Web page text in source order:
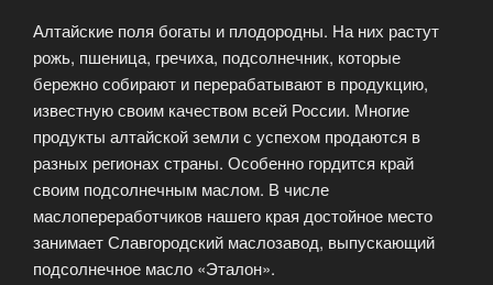
Алтайские поля богаты и плодородны. На них растут
рожь, пшеница, гречиха, подсолнечник, которые
бережно собирают и перерабатывают в продукцию,
известную своим качеством всей России. Многие
продукты алтайской земли с успехом продаются в
разных регионах страны. Особенно гордится край
своим подсолнечным маслом. В числе
маслопереработчиков нашего края достойное место
занимает Славгородский маслозавод, выпускающий
подсолнечное масло «Эталон».